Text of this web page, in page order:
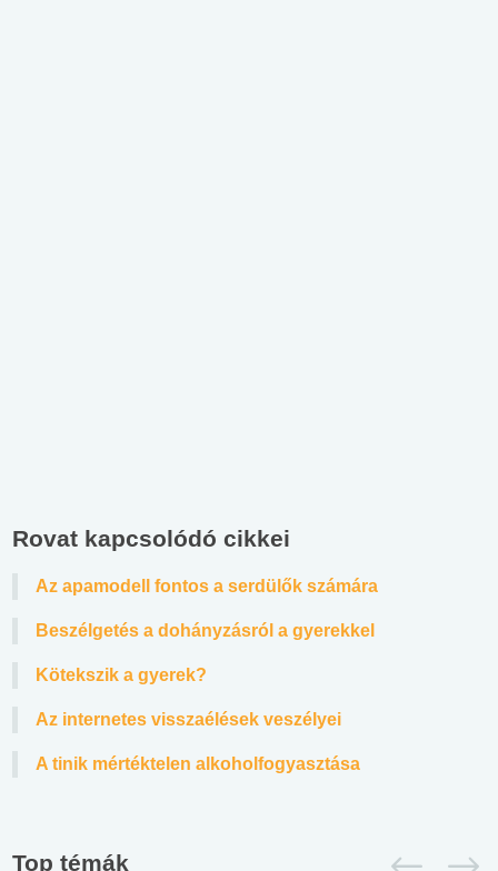
Rovat kapcsolódó cikkei
Az apamodell fontos a serdülők számára
Beszélgetés a dohányzásról a gyerekkel
Kötekszik a gyerek?
Az internetes visszaélések veszélyei
A tinik mértéktelen alkoholfogyasztása
Top témák